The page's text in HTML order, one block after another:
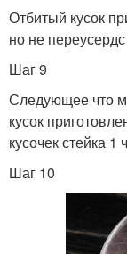
Отбитый кусок
но не
Шаг 9
Следующее что
кусок
кусочек стейка
Шаг 10